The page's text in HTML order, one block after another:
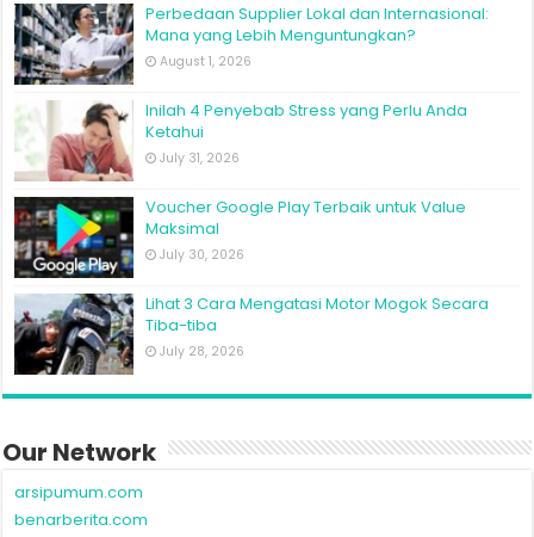
Perbedaan Supplier Lokal dan Internasional:
Mana yang Lebih Menguntungkan?
August 1, 2026
Inilah 4 Penyebab Stress yang Perlu Anda
Ketahui
July 31, 2026
Voucher Google Play Terbaik untuk Value
Maksimal
July 30, 2026
Lihat 3 Cara Mengatasi Motor Mogok Secara
Tiba-tiba
July 28, 2026
Our Network
arsipumum.com
benarberita.com